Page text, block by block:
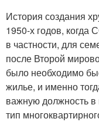
История создания
1950-х годов, когда
в частности, для
после Второй
было необходимо
жилье, и именно
важную должность
тип